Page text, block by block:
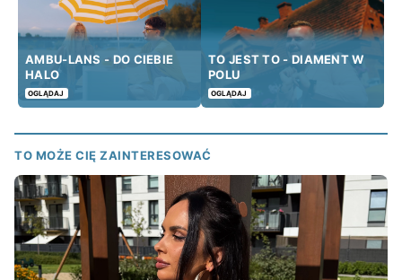
AMBU-LANS - DO CIEBIE
HALO
OGLĄDAJ
TO JEST TO - DIAMENT W
POLU
OGLĄDAJ
TO MOŻE CIĘ ZAINTERESOWAĆ